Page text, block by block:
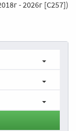
- 2026г [C257])